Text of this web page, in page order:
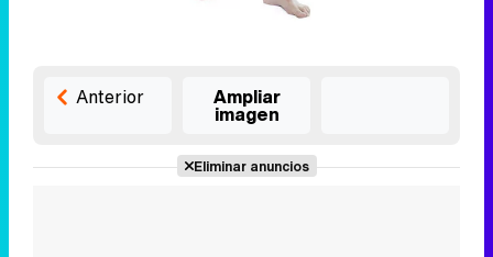
Anterior Ampliar
imagen
Eliminar anuncios